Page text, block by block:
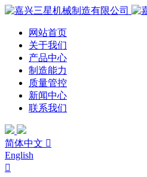
网站首页
关于我们
产品中心
制造能力
质量管控
新闻中心
联系我们
简体中文 
English
